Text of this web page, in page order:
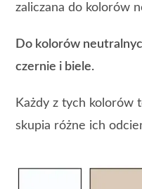
zaliczana do kolorów
Do kolorów
czernie i biele.
Każdy z tych kolorów
skupia różne ich